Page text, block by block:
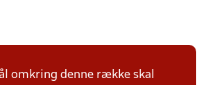
omkring denne række skal